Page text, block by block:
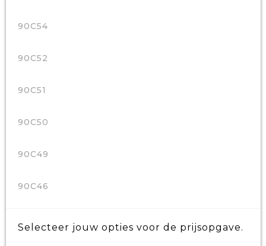
90C54
90C52
90C51
90C50
90C49
90C46
Selecteer jouw opties voor de prijsopgave.